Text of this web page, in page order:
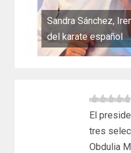
Sandra Sánchez,
del karate español
El
tres
Obdulia